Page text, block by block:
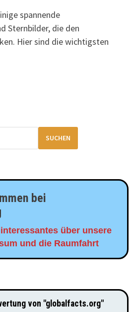
spannende
Sternbilder, die den
Hier sind die wichtigsten
SUCHEN
bei
über unsere
und die Raumfahrt
von "globalfacts.org"